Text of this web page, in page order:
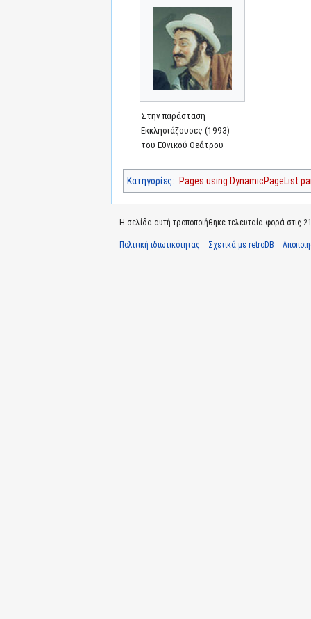
Στην παράσταση
Εκκλησιάζουσες (1993)
του Εθνικού Θεάτρου
Κατηγορίες: Pages using DynamicPageList
Η σελίδα αυτή τροποποιήθηκε τελευταία φορά στις
Πολιτική ιδιωτικότητας Σχετικά με retroDB